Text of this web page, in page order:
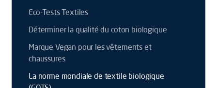
Eco-Tests Textiles
Déterminer la qualité du coton biologique
Marque Vegan pour les vêtements et
chaussures
La norme mondiale de textile biologique